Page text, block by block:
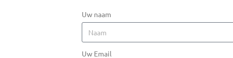
Uw naam
Uw Email